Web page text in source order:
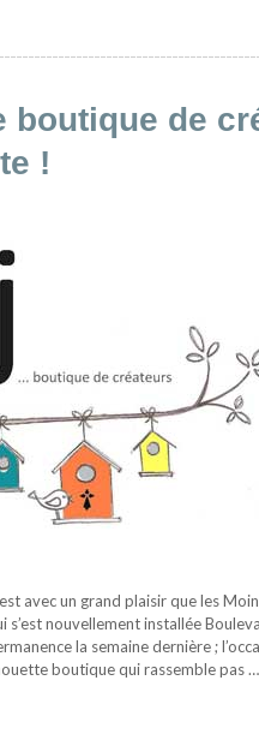
boutique de
!
avec un grand plaisir que les
s’est nouvellement installée
la semaine dernière ;
boutique qui rassemble pas …